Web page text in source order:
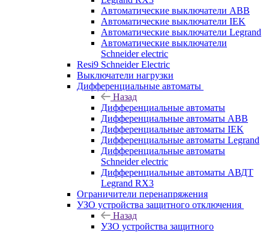
Автоматические выключатели ABB
Автоматические выключатели IEK
Автоматические выключатели Legrand
Автоматические выключатели
Schneider electric
Resi9 Schneider Electric
Выключатели нагрузки
Дифференциальные автоматы
Назад
Дифференциальные автоматы
Дифференциальные автоматы ABB
Дифференциальные автоматы IEK
Дифференциальные автоматы Legrand
Дифференциальные автоматы
Schneider electric
Дифференциальные автоматы АВДТ
Legrand RX3
Ограничители перенапряжения
УЗО устройства защитного отключения
Назад
УЗО устройства защитного